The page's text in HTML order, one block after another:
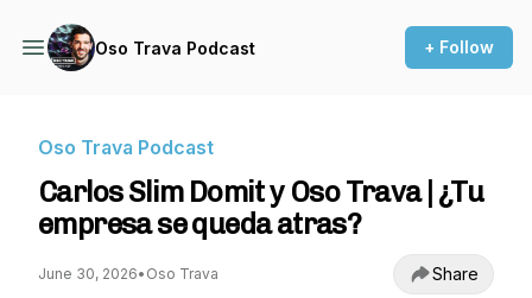
Oso Trava Podcast + Follow
Oso Trava Podcast
Carlos Slim Domit y Oso Trava | ¿Tu
empresa se queda atras?
June 30, 2026• Oso Trava Share